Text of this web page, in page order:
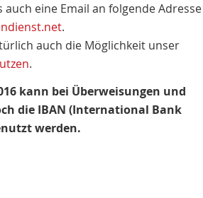
auch eine Email an folgende Adresse
.
auch die Möglichkeit unser
.
kann bei Überweisungen und
die IBAN (International Bank
werden.